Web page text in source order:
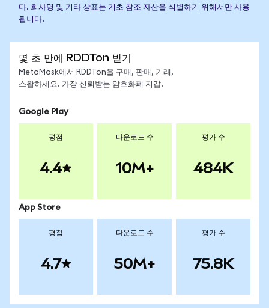
다. 회사명 및 기타 상표는 기초 참조 자산을 식별하기 위해서만 사용
됩니다.
몇 초 만에 RDDTon 받기
MetaMask에서 RDDTon을 구매, 판매, 거래,
스왑하세요. 가장 신뢰받는 암호화폐 지갑.
Google Play
평점
4.4
다운로드 수
10M+
평가 수
484K
App Store
평점
4.7
다운로드 수
50M+
평가 수
75.8K